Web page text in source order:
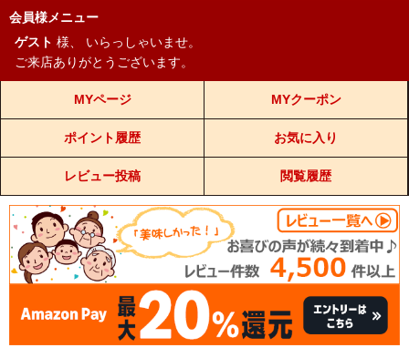
会員様メニュー
ゲスト 様、
いらっしゃいませ。
ご来店ありがとうございます。
MYページ MYクーポン
ポイント履歴 お気に入り
レビュー投稿 閲覧履歴